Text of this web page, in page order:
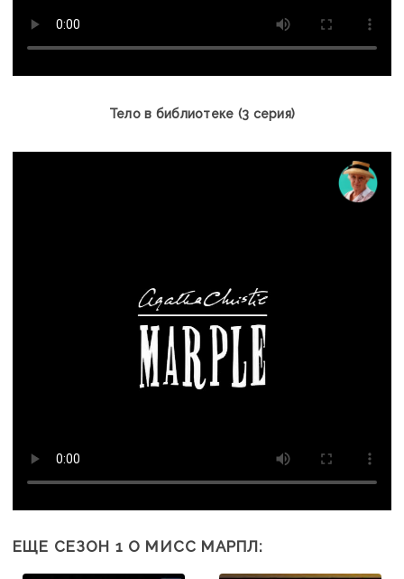
Тело в библиотеке (3 серия)
ЕЩЕ СЕЗОН 1 О МИСС МАРПЛ: